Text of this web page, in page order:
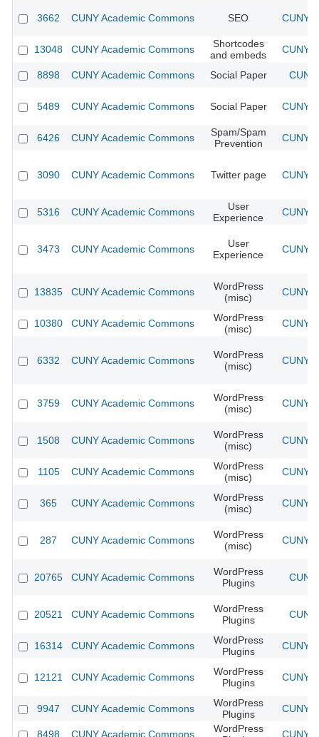
3662 CUNY Academic Commons SEO CUNY
13048 CUNY Academic Commons
Shortcodes
and embeds
CUNY
8898 CUNY Academic Commons Social Paper
5489 CUNY Academic Commons Social Paper CUNY
6426 CUNY Academic Commons
Spam/Spam
Prevention
CUNY
3090 CUNY Academic Commons Twitter page CUNY
5316 CUNY Academic Commons
User
Experience
CUNY
3473 CUNY Academic Commons
User
Experience
CUNY
13835 CUNY Academic Commons
WordPress
(misc)
CUNY
10380 CUNY Academic Commons
WordPress
(misc)
CUNY
6332 CUNY Academic Commons
WordPress
(misc)
CUNY
3759 CUNY Academic Commons
WordPress
(misc)
CUNY
1508 CUNY Academic Commons
WordPress
(misc)
CUNY
1105 CUNY Academic Commons
WordPress
(misc)
CUNY
365 CUNY Academic Commons
WordPress
(misc)
CUNY
287 CUNY Academic Commons
WordPress
(misc)
CUNY
20765 CUNY Academic Commons
WordPress
Plugins
20521 CUNY Academic Commons
WordPress
Plugins
16314 CUNY Academic Commons
WordPress
Plugins
CUNY
12121 CUNY Academic Commons
WordPress
Plugins
CUNY
9947 CUNY Academic Commons
WordPress
Plugins
CUNY
8498 CUNY Academic Commons
WordPress
CUNY